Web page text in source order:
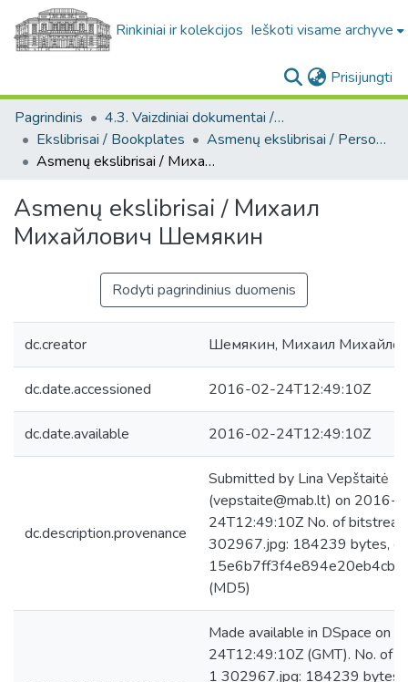
Rinkiniai ir kolekcijos Ieškoti visame archyve
Prisijungti
Pagrindinis
4.3. Vaizdiniai dokumentai / Visual documents
Ekslibrisai / Bookplates
Asmenų ekslibrisai / Personal bookplates
Asmenų ekslibrisai / Михаил Михайлович Шемякин
Asmenų ekslibrisai / Михаил
Михайлович Шемякин
Rodyti pagrindinius duomenis
dc.creator Шемякин, Михаил
dc.date.accessioned 2016-02-24T12:49:10Z
dc.date.available 2016-02-24T12:49:10Z
dc.description.provenance
Submitted by Lina Vepštaitė
(vepstaite@mab.lt) on 2016-
24T12:49:10Z No. of
302967.jpg: 184239 bytes,
(MD5)
Made available in DSpace on
24T12:49:10Z (GMT). No. of
1 302967.jpg: 184239 bytes,